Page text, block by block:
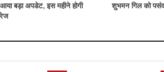
बड़ा अपडेट, इस महीने होगी
शुभमन गिल को